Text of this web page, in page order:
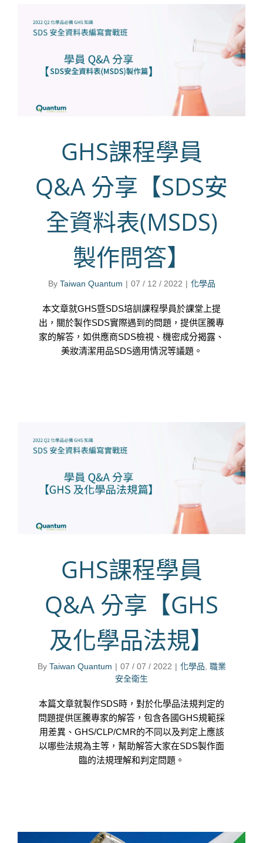
GHS課程學員
Q&A 分享【SDS安
全資料表(MSDS)
製作問答】
By Taiwan Quantum | 07 / 12 / 2022 | 化學品
本文章就GHS暨SDS培訓課程學員於課堂上提
出，關於製作SDS實際遇到的問題，提供匡騰專
家的解答，如供應商SDS檢視、機密成分揭露、
美妝清潔用品SDS適用情況等議題。
GHS課程學員
Q&A 分享【GHS
及化學品法規】
By Taiwan Quantum | 07 / 07 / 2022 | 化學品 職業
安全衛生
本篇文章就製作SDS時，對於化學品法規判定的
問題提供匡騰專家的解答，包含各國GHS規範採
用差異、GHS/CLP/CMR的不同以及判定上應該
以哪些法規為主等，幫助解答大家在SDS製作面
臨的法規理解和判定問題。